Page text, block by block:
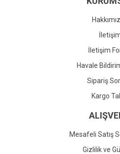
Gönder
İletişim
Havale
Sipariş
Kargo
Mesafeli Satış
Gizlilik ve